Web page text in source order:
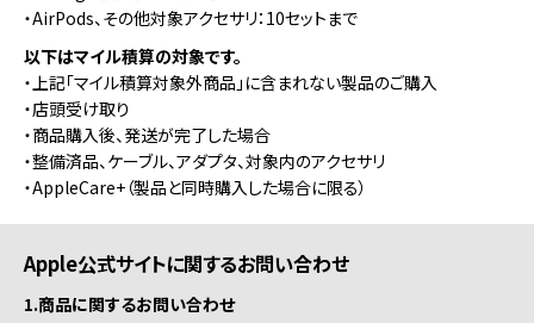
・AirPods、その他対象アクセサリ：10セットまで
以下はマイル積算の対象です。
・上記「マイル積算対象外商品」に含まれない製品のご購入
・店頭受け取り
・商品購入後、発送が完了した場合
・整備済品、ケーブル、アダプタ、対象内のアクセサリ
・AppleCare+（製品と同時購入した場合に限る）
Apple公式サイトに関するお問い合わせ
1.商品に関するお問い合わせ